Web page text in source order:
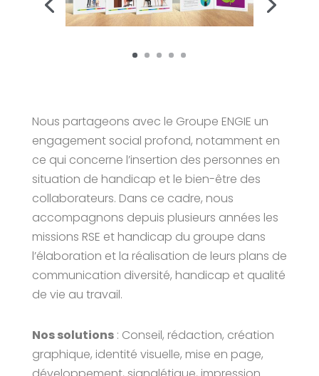
Nous partageons avec le Groupe ENGIE un
engagement social profond, notamment en
ce qui concerne l’insertion des personnes en
situation de handicap et le bien-être des
collaborateurs. Dans ce cadre, nous
accompagnons depuis plusieurs années les
missions RSE et handicap du groupe dans
l’élaboration et la réalisation de leurs plans de
communication diversité, handicap et qualité
de vie au travail.
Nos solutions: Conseil, rédaction, création
graphique, identité visuelle, mise en page,